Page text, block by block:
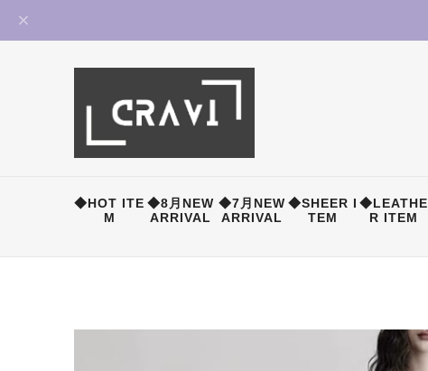
◆HOT ITE
M
◆8月NEW
ARRIVAL
◆7月NEW
ARRIVAL
◆SHEER I
TEM
◆LEATHE
R ITEM